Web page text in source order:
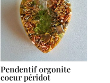
Pendentif orgonite
coeur péridot